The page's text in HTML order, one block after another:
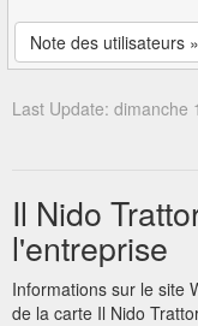
Note des utilisateurs »
Last Update: dimanche
Il Nido
l'entreprise
Informations sur le site
de la carte Il Nido